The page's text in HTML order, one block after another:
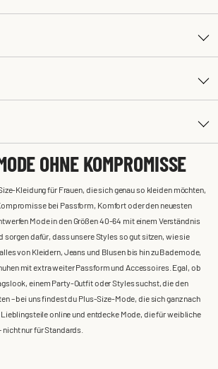
OHNE KOMPROMISSE
Kleidung für Frauen, die sich genau so kleiden möchten,
bei Passform, Komfort oder den neuesten
Mode in den Größen 40-64 mit einem Verständnis
sorgen dafür, dass unsere Styles so gut sitzen, wie sie
von Kleidern, Jeans und Blusen bis hin zu Bademode,
mit extra weiter Passform und Accessoires. Egal, ob
einem Party-Outfit oder Styles suchst, die den
– bei uns findest du Plus-Size-Mode, die sich ganz nach
online und entdecke Mode, die für weibliche
nicht nur für Standards.